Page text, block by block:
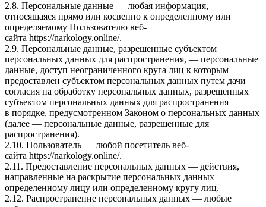
2.8. Персональные данные — любая информация,
относящаяся прямо или косвенно к определенному или
определяемому Пользователю веб-
сайта https://narkology.online/.
2.9. Персональные данные, разрешенные субъектом
персональных данных для распространения, — персональные
данные, доступ неограниченного круга лиц к которым
предоставлен субъектом персональных данных путем дачи
согласия на обработку персональных данных, разрешенных
субъектом персональных данных для распространения
в порядке, предусмотренном Законом о персональных данных
(далее — персональные данные, разрешенные для
распространения).
2.10. Пользователь — любой посетитель веб-
сайта https://narkology.online/.
2.11. Предоставление персональных данных — действия,
направленные на раскрытие персональных данных
определенному лицу или определенному кругу лиц.
2.12. Распространение персональных данных — любые